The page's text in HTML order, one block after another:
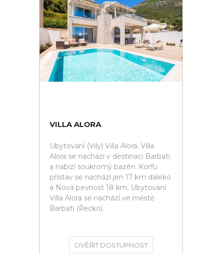
VILLA ALORA
Ubytování (Vily) Villa Alora. Villa
Alora se nachází v destinaci Barbati
a nabízí soukromý bazén. Korfu
přístav se nachází jen 17 km daleko
a Nová pevnost 18 km. Ubytování
Villa Alora se nachází ve městě
Barbati (Řecko).
OVĚŘIT DOSTUPNOST